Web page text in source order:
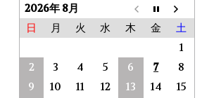
2026年 8月
日 月 火 水 木 金 土
1
2
3 4 5 6 7
8
9
10 11 12 13 14
15